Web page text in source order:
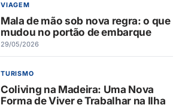
VIAGEM
Mala de mão sob nova regra: o que
mudou no portão de embarque
29/05/2026
TURISMO
Coliving na Madeira: Uma Nova
Forma de Viver e Trabalhar na Ilha